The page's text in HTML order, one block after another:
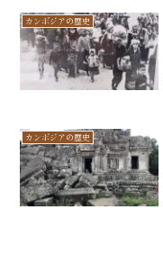
カンボジアの歴史
カンボジアの歴史